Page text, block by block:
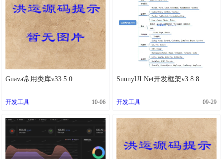
Guava常用类库v33.5.0
开发工具 10-06
SunnyUI.Net开发框架v3.8.8
开发工具 09-29